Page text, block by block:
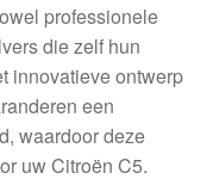
professionele
die zelf hun
innovatieve ontwerp
een
waardoor deze
uw Citroën C5.